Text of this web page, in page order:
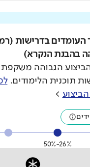
העומדים בדרישות
בהבנת הנקרא)
הגבוהה משקפת
תוכנית הלימודים.
>
26%-50%